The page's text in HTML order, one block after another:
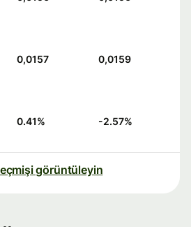
0,0157 0,0159
0.41% -2.57%
görüntüleyin